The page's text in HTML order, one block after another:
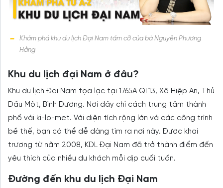
Khám phá khu du lịch Đại Nam tầm cỡ của bà Nguyễn Phương
Hằng
Khu du lịch đại Nam ở đâu?
Khu du lịch Đại Nam tọa lạc tại 1765A QL13, Xã Hiệp An, Thủ
Dầu Một, Bình Dương. Nơi đây chỉ cách trung tâm thành
phố vài ki-lo-met. Với diện tích rộng lớn và các công trình
bề thế, bạn có thể dễ dàng tìm ra nơi này. Được khai
trương từ năm 2008, KDL Đại Nam đã trở thành điểm đến
yêu thích của nhiều du khách mỗi dịp cuối tuần.
Đường đến khu du lịch Đại Nam